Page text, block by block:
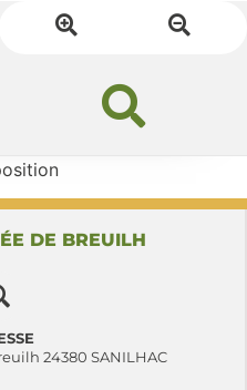
DE BREUILH
24380 SANILHAC